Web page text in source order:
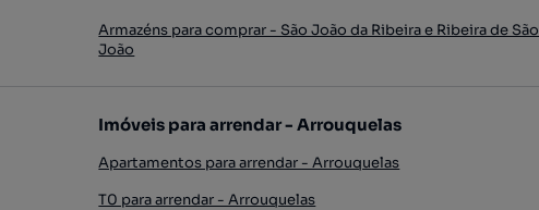
Armazéns para comprar - São João da Ribeira e Ribeira de São
João
Imóveis para arrendar - Arrouquelas
Apartamentos para arrendar - Arrouquelas
T0 para arrendar - Arrouquelas